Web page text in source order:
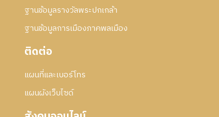
ฐานข้อมูลรางวัลพระปกเกล้า
ฐานข้อมูลการเมืองภาคพลเมือง
ติดต่อ
แผนที่และเบอร์โทร
แผนผังเว็บไซด์